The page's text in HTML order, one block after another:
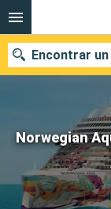
Norwegian
Encontrar
Nuestros
Fecha de